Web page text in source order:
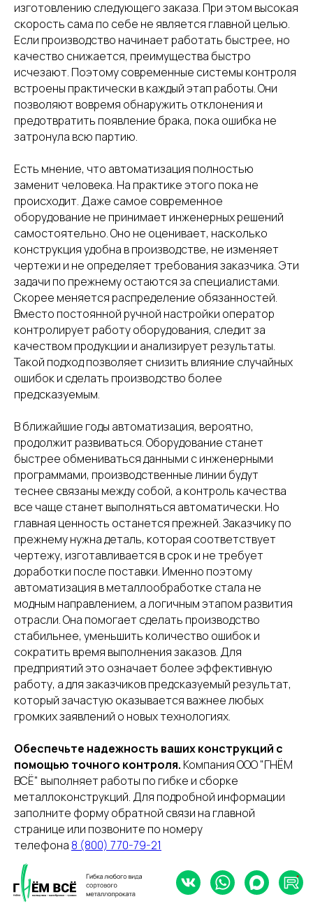
изготовлению следующего заказа. При этом высокая
скорость сама по себе не является главной целью.
Если производство начинает работать быстрее, но
качество снижается, преимущества быстро
исчезают. Поэтому современные системы контроля
встроены практически в каждый этап работы. Они
позволяют вовремя обнаружить отклонения и
предотвратить появление брака, пока ошибка не
затронула всю партию.
Есть мнение, что автоматизация полностью
заменит человека. На практике этого пока не
происходит. Даже самое современное
оборудование не принимает инженерных решений
самостоятельно. Оно не оценивает, насколько
конструкция удобна в производстве, не изменяет
чертежи и не определяет требования заказчика. Эти
задачи по прежнему остаются за специалистами.
Скорее меняется распределение обязанностей.
Вместо постоянной ручной настройки оператор
контролирует работу оборудования, следит за
качеством продукции и анализирует результаты.
Такой подход позволяет снизить влияние случайных
ошибок и сделать производство более
предсказуемым.
В ближайшие годы автоматизация, вероятно,
продолжит развиваться. Оборудование станет
быстрее обмениваться данными с инженерными
программами, производственные линии будут
теснее связаны между собой, а контроль качества
все чаще станет выполняться автоматически. Но
главная ценность останется прежней. Заказчику по
прежнему нужна деталь, которая соответствует
чертежу, изготавливается в срок и не требует
доработки после поставки. Именно поэтому
автоматизация в металлообработке стала не
модным направлением, а логичным этапом развития
отрасли. Она помогает сделать производство
стабильнее, уменьшить количество ошибок и
сократить время выполнения заказов. Для
предприятий это означает более эффективную
работу, а для заказчиков предсказуемый результат,
который зачастую оказывается важнее любых
громких заявлений о новых технологиях.
Обеспечьте надежность ваших конструкций с
помощью точного контроля. Компания ООО "ГНЁМ
ВСЁ" выполняет работы по гибке и сборке
металлоконструкций. Для подробной информации
заполните форму обратной связи на главной
странице или позвоните по номеру
телефона 8 (800) 770-79-21
Обратный звонок
ИНФОРМАЦИЯ
По вопросам гибки труб и двутавров
По вопросам гибки листов
По вопросам вальцовки обечаек
Адрес
Телефон
Электронная почта
- Александр
- Валерия
- Денис
196084, г. СПБ,ул. Киевская, 32
литера Б.
8 (812) 331-99-47,
3319970@bk.ru
Оборудование
Услуги
О нас
Наши работы
Прайс
Видео
Вакансии
Статьи
Политика конфиденциальности
+7(963)313-93-21
+7(964)321-23-21
+7(967)973-21-23
8 (812) 331-99-70